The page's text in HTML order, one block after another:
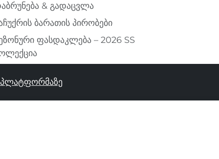
& გადაცვლა
ბარათის პირობები
ფასდაკლება – 2026 SS
პლატფორმაზე